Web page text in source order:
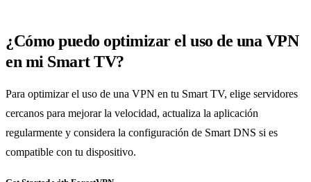
¿Cómo puedo optimizar el uso de una VPN
en mi Smart TV?
Para optimizar el uso de una VPN en tu Smart TV, elige servidores
cercanos para mejorar la velocidad, actualiza la aplicación
regularmente y considera la configuración de Smart DNS si es
compatible con tu dispositivo.